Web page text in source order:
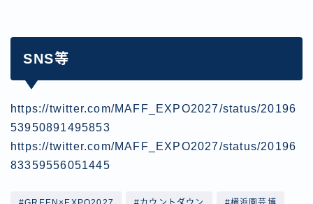
SNS等
https://twitter.com/MAFF_EXPO2027/status/20196
53950891495853
https://twitter.com/MAFF_EXPO2027/status/20196
83359556051445